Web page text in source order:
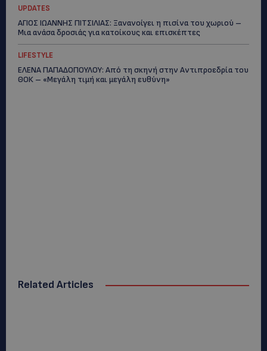
UPDATES
ΑΓΙΟΣ ΙΩΑΝΝΗΣ ΠΙΤΣΙΛΙΑΣ: Ξανανοίγει η πισίνα του χωριού –
Μια ανάσα δροσιάς για κατοίκους και επισκέπτες
LIFESTYLE
ΕΛΕΝΑ ΠΑΠΑΔΟΠΟΥΛΟΥ: Από τη σκηνή στην Αντιπροεδρία του
ΘΟΚ – «Μεγάλη τιμή και μεγάλη ευθύνη»
Related Articles